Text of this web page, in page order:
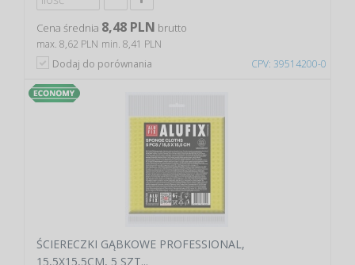
CPV: 39514200-0
Cena średnia 8,48 PLN brutto
max. 8,62 PLN min. 8,41 PLN
Dodaj do porównania
ŚCIERECZKI GĄBKOWE PROFESSIONAL,
15,5X15,5CM, 5 SZT...